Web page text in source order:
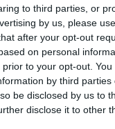
to third parties, or
by us, please
after your opt-out
on personal
to your opt-out.
by third parties
be disclosed by us to
disclose it to other
un vehículo en la CV-309.//
de forma gratuita.